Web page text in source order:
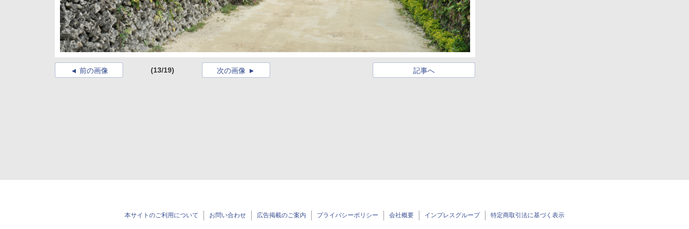
前の画像 (13/19) 記事へ
次の画像
本サイトのご利用について お問い合わせ 広告掲載のご案内 プライバシーポリシー 会社概要 インプレスグループ 特定商取引法に基づく表示